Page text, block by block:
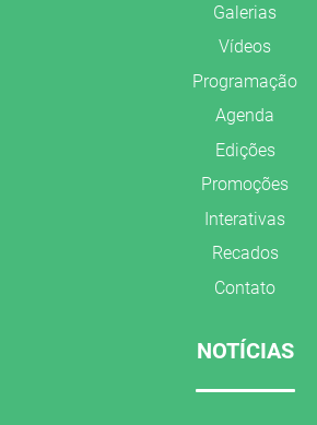
Galerias
Vídeos
Programação
Agenda
Edições
Promoções
Interativas
Recados
Contato
NOTÍCIAS